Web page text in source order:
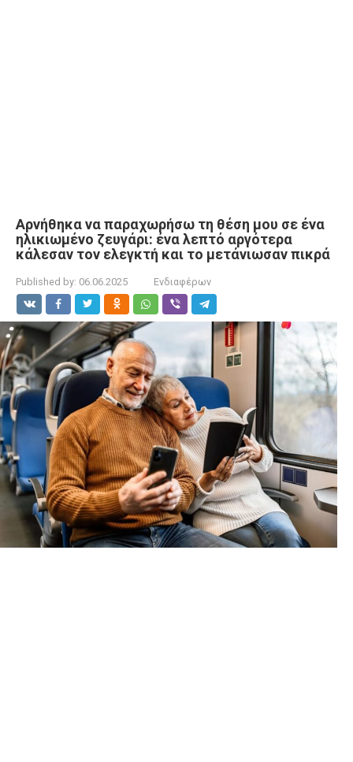
Αρνήθηκα να παραχωρήσω τη θέση μου σε ένα
ηλικιωμένο ζευγάρι: ένα λεπτό αργότερα
κάλεσαν τον ελεγκτή και το μετάνιωσαν πικρά
Published by: 06.06.2025 Ενδιαφέρων